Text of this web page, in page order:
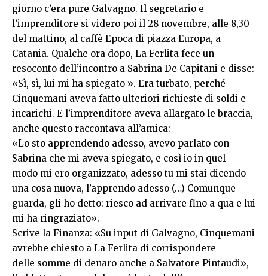
giorno c’era pure Galvagno. Il segretario e
l’imprenditore si videro poi il 28 novembre, alle 8,30
del mattino, al caffè Epoca di piazza Europa, a
Catania. Qualche ora dopo, La Ferlita fece un
resoconto dell’incontro a Sabrina De Capitani e disse:
«Sì, sì, lui mi ha spiegato ». Era turbato, perché
Cinquemani aveva fatto ulteriori richieste di soldi e
incarichi. E l’imprenditore aveva allargato le braccia,
anche questo raccontava all’amica:
«Lo sto apprendendo adesso, avevo parlato con
Sabrina che mi aveva spiegato, e così io in quel
modo mi ero organizzato, adesso tu mi stai dicendo
una cosa nuova, l’apprendo adesso (…) Comunque
guarda, gli ho detto: riesco ad arrivare fino a qua e lui
mi ha ringraziato».
Scrive la Finanza: «Su input di Galvagno, Cinquemani
avrebbe chiesto a La Ferlita di corrispondere
delle somme di denaro anche a Salvatore Pintaudi»,